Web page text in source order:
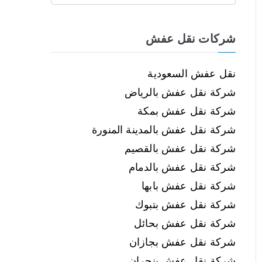
شركات نقل عفش
نقل عفش السعودية
شركة نقل عفش بالرياض
شركة نقل عفش بمكة
شركة نقل عفش بالمدينة المنورة
شركة نقل عفش بالقصيم
شركة نقل عفش بالدمام
شركة نقل عفش بابها
شركة نقل عفش بتبوك
شركة نقل عفش بحائل
شركة نقل عفش بجازان